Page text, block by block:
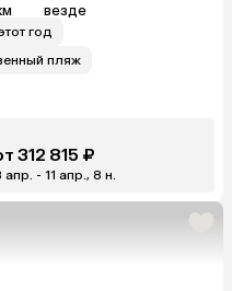
везде
год
пляж
312 815 ₽
апр. - 11 апр., 8 н.